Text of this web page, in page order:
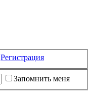
Регистрация
Запомнить меня